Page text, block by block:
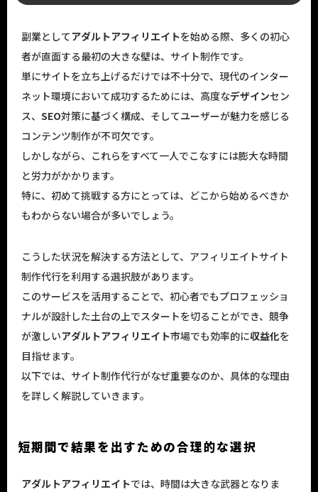
副業としてアダルトアフィリエイトを始める際、多くの初心
者が直面する最初の大きな壁は、サイト制作です。
単にサイトを立ち上げるだけでは不十分で、現代のインター
ネット環境において成功するためには、高度なデザインセン
ス、 SEO対策に基づく構成、そしてユーザーが魅力を感じる
コンテンツ制作が不可欠です。
しかしながら、これらをすべて一人でこなすには膨大な時間
と労力がかかります。
特に、初めて挑戦する方にとっては、どこから始めるべきか
もわからない場合が多いでしょう。
こうした状況を解決する方法として、アフィリエイトサイト
制作代行を利用する選択肢があります。
このサービスを活用することで、初心者でもプロフェッショ
ナルが設計した土台の上でスタートを切ることができ、競争
が激しいアダルトアフィリエイト市場でも効率的に収益化を
目指せます。
以下では、サイト制作代行がなぜ重要なのか、具体的な理由
を詳しく解説していきます。
短期間で結果を出すための合理的な選択
アダルトアフィリエイトでは、時間は大きな武器となりま